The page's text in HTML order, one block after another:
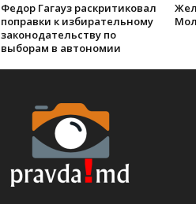
Федор Гагауз раскритиковал
поправки к избирательному
законодательству по
выборам в автономии